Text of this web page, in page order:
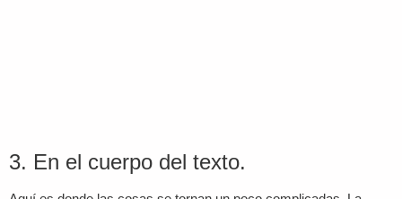
3. En el cuerpo del texto.